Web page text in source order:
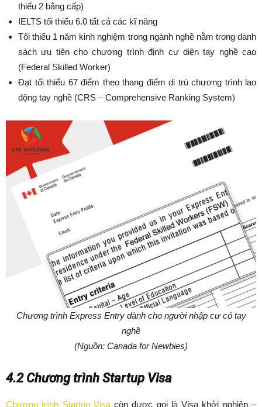
thiểu 2 bằng cấp)
IELTS tối thiểu 6.0 tất cả các kĩ năng
Tối thiểu 1 năm kinh nghiệm trong ngành nghề nằm trong danh
sách ưu tiên cho chương trình định cư diện tay nghề cao
(Federal Skilled Worker)
Đạt tối thiểu 67 điểm theo thang điểm di trú chương trình lao
động tay nghề (CRS – Comprehensive Ranking System)
Chương trình Express Entry dành cho người nhập cư có tay
nghề
(Nguồn: Canada for Newbies)
4.2 Chương trình Startup Visa
Chương trình Startup Visacòn được gọi là Visa khởi nghiệp –